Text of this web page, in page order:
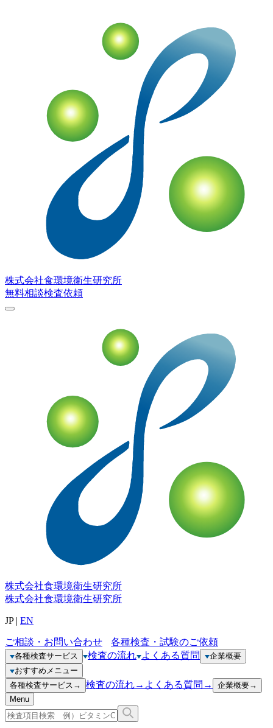
株式会社食環境衛生研究所
無料相談検査依頼
株式会社食環境衛生研究所
株式会社食環境衛生研究所
JP| EN
ご相談・お問い合わせ 各種検査・試験のご依頼
各種検査サービス 検査の流れ よくある質問
企業概要
おすすめメニュー
各種検査サービス → 検査の流れ→ よくある質問 → 企業概要→
Menu